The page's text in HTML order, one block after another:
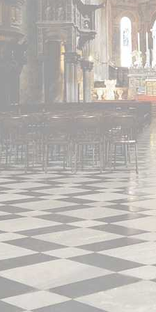
La torre campanaria
Gli Alabardieri
Arte e collezioni
La Corona Ferrea
La Cappella di Teodolinda
I grandi Cicli Decorativi
Il Museo e il Tesoro
Cultura e musica
La Biblioteca Capitolare
Gli Organi del Duomo